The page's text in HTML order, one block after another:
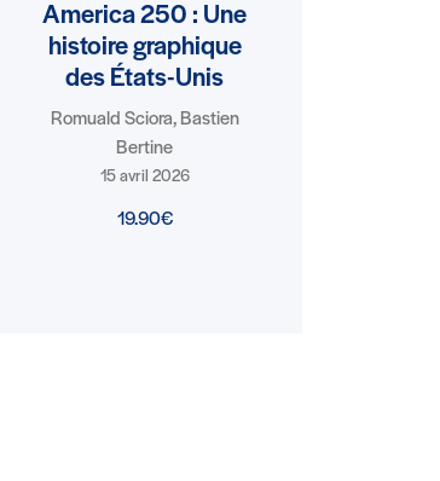
America 250 : Une
histoire graphique
des États-Unis
Romuald Sciora, Bastien
Bertine
15 avril 2026
19.90€